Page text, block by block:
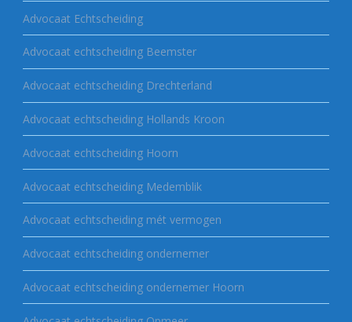
Advocaat Echtscheiding
Advocaat echtscheiding Beemster
Advocaat echtscheiding Drechterland
Advocaat echtscheiding Hollands Kroon
Advocaat echtscheiding Hoorn
Advocaat echtscheiding Medemblik
Advocaat echtscheiding mét vermogen
Advocaat echtscheiding ondernemer
Advocaat echtscheiding ondernemer Hoorn